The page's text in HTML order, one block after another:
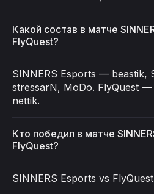
Какой состав в матче
FlyQuest?
SINNERS Esports — beastik,
stressarN, MoDo. FlyQuest —
nettik.
Кто победил в матче
FlyQuest?
SINNERS Esports vs